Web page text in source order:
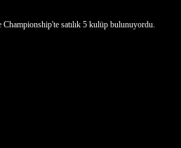
satılık 5 kulüp bulunuyordu.